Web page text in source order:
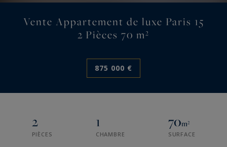
Vente Appartement de luxe Paris 15
2 Pièces 70 m²
875 000 €
2
PIÈCES
1
CHAMBRE
70m²
SURFACE